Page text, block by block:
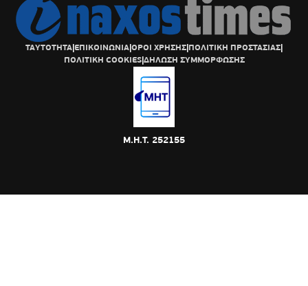
ΤΑΥΤΟΤΗΤΑ|ΕΠΙΚΟΙΝΩΝΙΑ|ΟΡΟΙ ΧΡΗΣΗΣ|ΠΟΛΙΤΙΚΗ ΠΡΟΣΤΑΣΙΑΣ|
ΠΟΛΙΤΙΚΗ COOKIES|ΔΗΛΩΣΗ ΣΥΜΜΟΡΦΩΣΗΣ
Μ.Η.Τ. 252155